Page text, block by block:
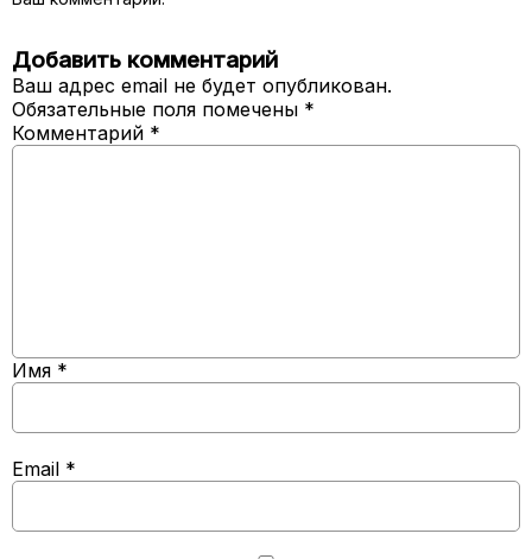
Добавить комментарий
Ваш адрес email не будет опубликован.
Обязательные поля помечены *
Комментарий *
Имя *
Email *